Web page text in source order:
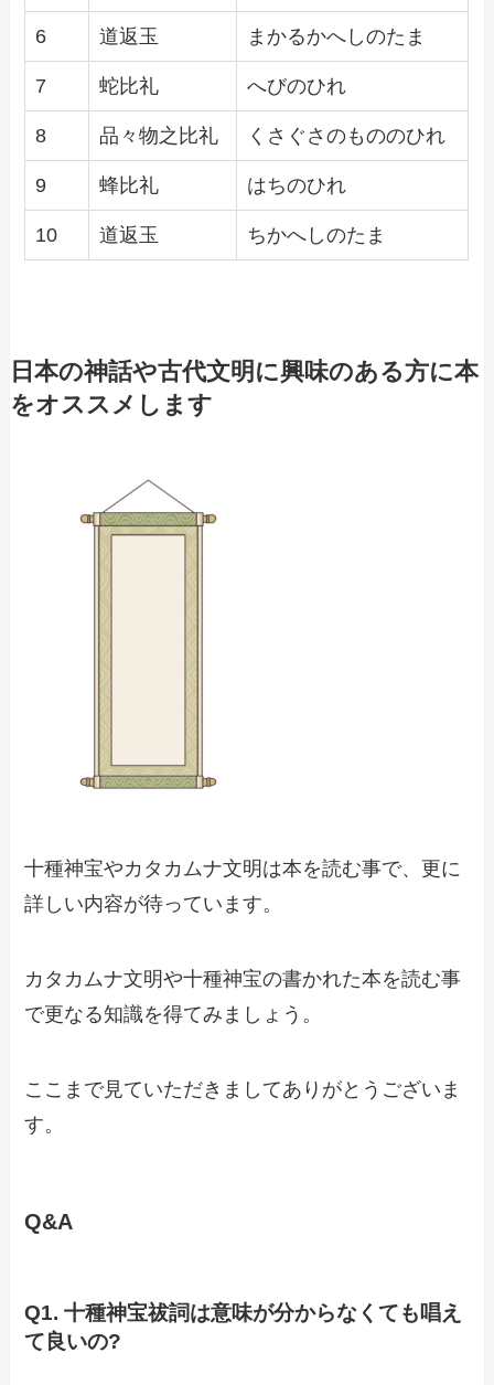
6 道返玉 まかるかへしのたま
7 蛇比礼 へびのひれ
8 品々物之比礼 くさぐさのもののひれ
9 蜂比礼 はちのひれ
10 道返玉 ちかへしのたま
日本の神話や古代文明に興味のある方に本
をオススメします
十種神宝やカタカムナ文明は本を読む事で、更に
詳しい内容が待っています。
カタカムナ文明や十種神宝の書かれた本を読む事
で更なる知識を得てみましょう。
ここまで見ていただきましてありがとうございま
す。
Q&A
Q1. 十種神宝祓詞は意味が分からなくても唱え
て良いの?